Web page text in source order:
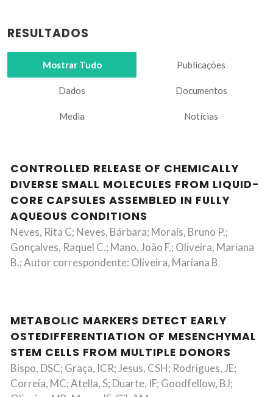
RESULTADOS
Mostrar Tudo Publicações
Dados Documentos
Media Notícias
CONTROLLED RELEASE OF CHEMICALLY
DIVERSE SMALL MOLECULES FROM LIQUID-
CORE CAPSULES ASSEMBLED IN FULLY
AQUEOUS CONDITIONS
Neves, Rita C; Neves, Bárbara; Morais, Bruno P.;
Gonçalves, Raquel C.; Mano, João F.; Oliveira, Mariana
B.; Autor correspondente: Oliveira, Mariana B.
METABOLIC MARKERS DETECT EARLY
OSTEDIFFERENTIATION OF MESENCHYMAL
STEM CELLS FROM MULTIPLE DONORS
Bispo, DSC; Graça, ICR; Jesus, CSH; Rodrigues, JE;
Correia, MC; Atella, S; Duarte, IF; Goodfellow, BJ;